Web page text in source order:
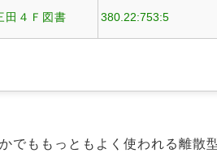
田４Ｆ図書 380.22:753:5
でももっともよく使われる離散